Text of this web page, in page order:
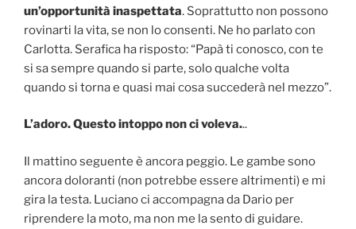
un’opportunità inaspettata. Soprattutto non possono
rovinarti la vita, se non lo consenti. Ne ho parlato con
Carlotta. Serafica ha risposto: “Papà ti conosco, con te
si sa sempre quando si parte, solo qualche volta
quando si torna e quasi mai cosa succederà nel mezzo”.
L’adoro. Questo intoppo non ci voleva...
Il mattino seguente è ancora peggio. Le gambe sono
ancora doloranti (non potrebbe essere altrimenti) e mi
gira la testa. Luciano ci accompagna da Dario per
riprendere la moto, ma non me la sento di guidare.